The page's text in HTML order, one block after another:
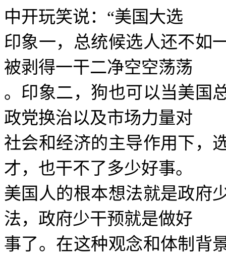
中开玩笑说： “美国大选
印象一，总统候选人还不如
被剥得一干二净空空荡荡
。印象二，狗也可以当美国
政党换治以及市场力量对
社会和经济的主导作用下，
才，也干不了多少好事。
美国人的根本想法就是政府
法，政府少干预就是做好
事了。在这种观念和体制背